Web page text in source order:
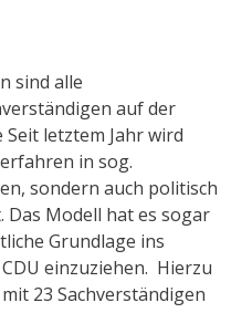
sind alle
auf der
letztem Jahr wird
in sog.
sondern auch politisch
Modell hat es sogar
Grundlage ins
einzuziehen. Hierzu
23 Sachverständigen